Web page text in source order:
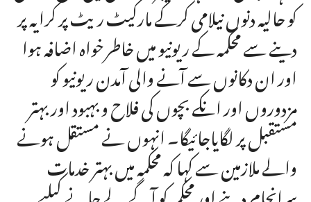
کو حالیہ دنوں نیلامی کرکے مارکیٹ ریٹ پر کرایہ پر
دینے سے محکمہ کے ریونیو میں خاطرخواہ اضافہ ہوا
اور ان دکانوں سے آنے والی آمدن ریونیو کو
مزدوروں اور انکے بچوں کی فلاح و بہبود اور بہتر
مستقبل پر لگایاجائیگا۔ انہوں نے مستقل ہونے
والے ملازمین سے کہا کہ محکمہ میں بہتر خدمات